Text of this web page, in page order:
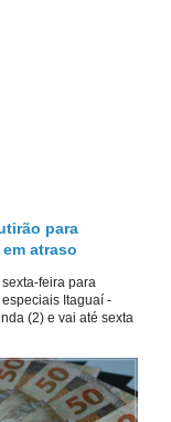
para
atraso
feira para
Itaguaí -
(2) e vai até sexta